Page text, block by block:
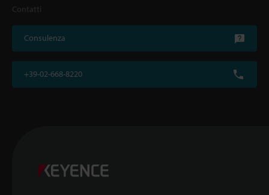
Contatti
Consulenza
+39-02-668-8220